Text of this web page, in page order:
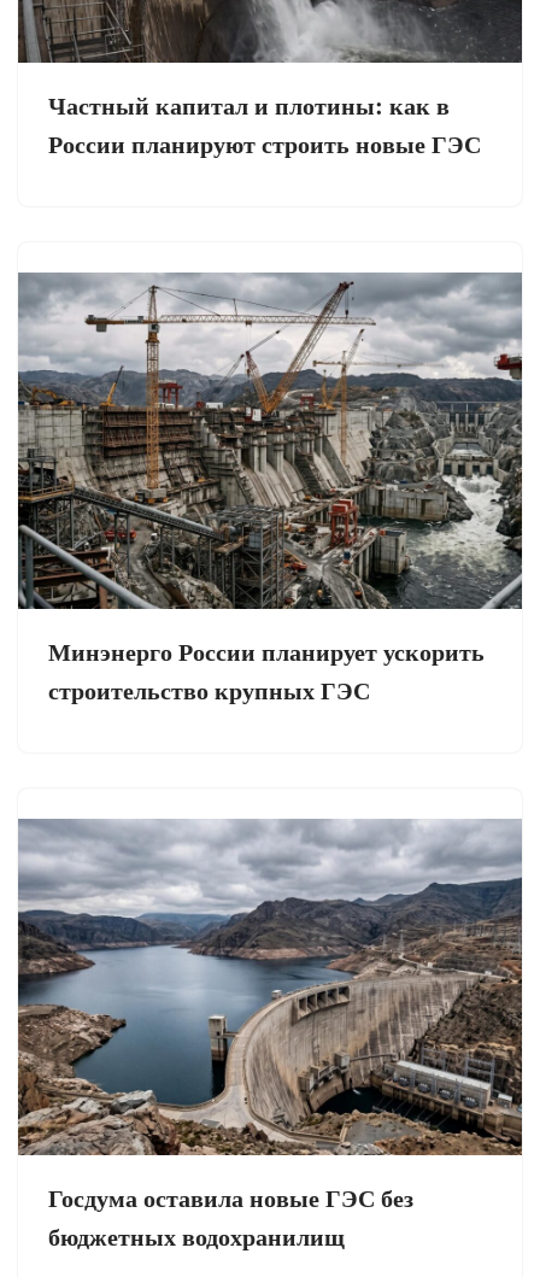
Частный капитал и плотины: как в
России планируют строить новые ГЭС
Минэнерго России планирует ускорить
строительство крупных ГЭС
Госдума оставила новые ГЭС без
бюджетных водохранилищ